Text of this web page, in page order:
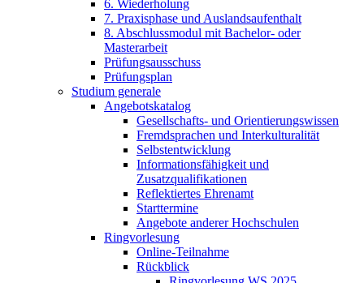
6. Wiederholung
7. Praxisphase und Auslandsaufenthalt
8. Abschlussmodul mit Bachelor- oder
Masterarbeit
Prüfungsausschuss
Prüfungsplan
Studium generale
Angebotskatalog
Gesellschafts- und Orientierungswissen
Fremdsprachen und Interkulturalität
Selbstentwicklung
Informationsfähigkeit und
Zusatzqualifikationen
Reflektiertes Ehrenamt
Starttermine
Angebote anderer Hochschulen
Ringvorlesung
Online-Teilnahme
Rückblick